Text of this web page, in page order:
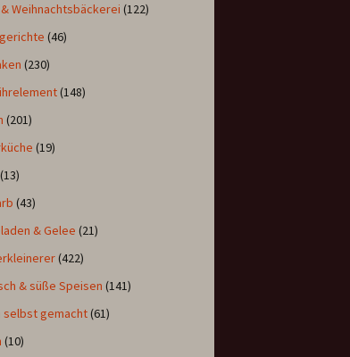
Weihnachtsbäckerei (122)
(46)
(230)
(148)
(201)
(19)
(13)
(43)
& Gelee (21)
(422)
& süße Speisen (141)
selbst gemacht(61)
(10)